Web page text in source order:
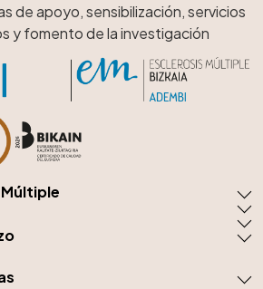
de apoyo, sensibilización, servicios
y fomento de la investigación
Múltiple